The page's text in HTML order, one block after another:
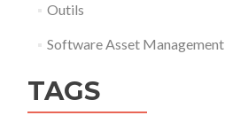
Outils
Software Asset Management
TAGS